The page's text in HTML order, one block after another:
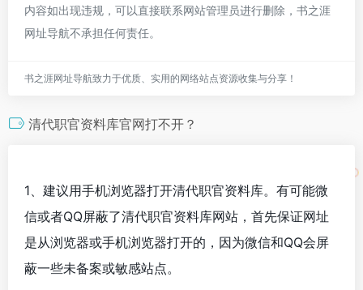
内容如出现违规，可以直接联系网站管理员进行删除，书之涯
网址导航不承担任何责任。
书之涯网址导航致力于优质、实用的网络站点资源收集与分享！
清代职官资料库官网打不开？
1、建议用手机浏览器打开清代职官资料库。有可能微
信或者QQ屏蔽了清代职官资料库网站，首先保证网址
是从浏览器或手机浏览器打开的，因为微信和QQ会屏
蔽一些未备案或敏感站点。